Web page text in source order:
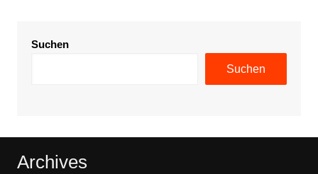
Suchen
Suchen
Archives